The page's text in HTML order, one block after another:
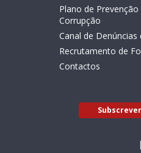
Plano de Prevenção
Corrupção
Canal de Denúncias
Recrutamento de
Contactos